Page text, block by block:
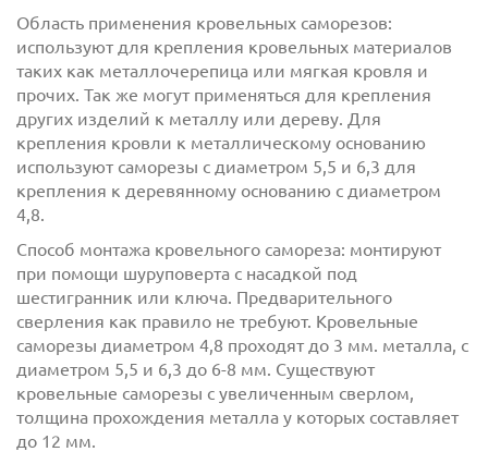
и даю согласие
Отправить
Область применения кровельных саморезов:
используют для крепления кровельных материалов
таких как металлочерепица или мягкая кровля и
прочих. Так же могут применяться для крепления
других изделий к металлу или дереву. Для
крепления кровли к металлическому основанию
используют саморезы с диаметром 5,5 и 6,3 для
крепления к деревянному основанию с диаметром
4,8.
Способ монтажа кровельного самореза: монтируют
при помощи шуруповерта с насадкой под
шестигранник или ключа. Предварительного
сверления как правило не требуют. Кровельные
саморезы диаметром 4,8 проходят до 3 мм. металла, с
диаметром 5,5 и 6,3 до 6-8 мм. Существуют
кровельные саморезы с увеличенным сверлом,
толщина прохождения металла у которых составляет
до 12 мм.